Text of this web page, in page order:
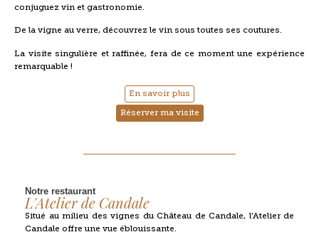
conjuguez vin et gastronomie.
De la vigne au verre, découvrez le vin sous toutes ses coutures.
La visite singulière et raffinée, fera de ce moment une expérience
remarquable !
En savoir plus
Réserver ma visite
Notre restaurant
L'Atelier de Candale
Situé au milieu des vignes du Château de Candale, l’Atelier de
Candale offre une vue éblouissante.